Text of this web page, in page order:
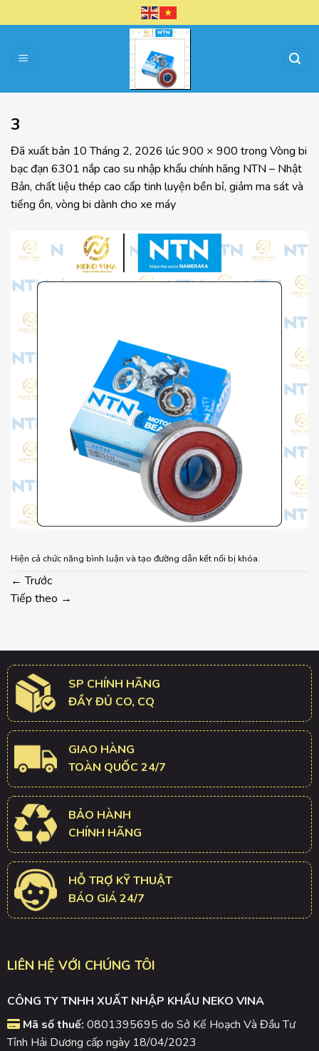
đến
dung
3
Đã xuất bản 10 Tháng 2, 2026 lúc900 × 900 trong Vòng bi
bạc đạn 6301 nắp cao su nhập khẩu chính hãng NTN – Nhật
Bản, chất liệu thép cao cấp tinh luyện bền bỉ, giảm ma sát và
tiếng ồn, vòng bi dành cho xe máy
Hiện cả chức năng bình luận và tạo đường dẫn kết nối bị khóa.
← Trước
Tiếp theo →
SP CHÍNH HÃNG
ĐẦY ĐỦ CO, CQ
GIAO HÀNG
TOÀN QUỐC 24/7
BẢO HÀNH
CHÍNH HÃNG
HỖ TRỢ KỸ THUẬT
BÁO GIÁ 24/7
LIÊN HỆ VỚI CHÚNG TÔI
CÔNG TY TNHH XUẤT NHẬP KHẨU NEKO VINA
Mã số thuế: 0801395695 do Sở Kế Hoạch Và Đầu Tư
Tỉnh Hải Dương cấp ngày 18/04/2023